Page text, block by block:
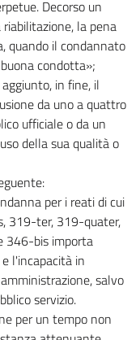
Decorso un
la pena
quando il condannato
condotta»;
in fine, il
da uno a quattro
ufficiale o da un
della sua qualità o
per i reati di cui
319-ter, 319-quater,
346-bis importa
l'incapacità in
salvo
servizio.
per un tempo non